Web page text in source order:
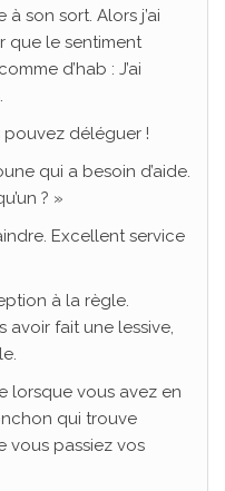
son sort. Alors j’ai
que le sentiment
d’hab : J’ai
pouvez déléguer !
qui a besoin d’aide.
? »
Excellent service
à la règle.
avoir fait une lessive,
lorsque vous avez en
qui trouve
vous passiez vos